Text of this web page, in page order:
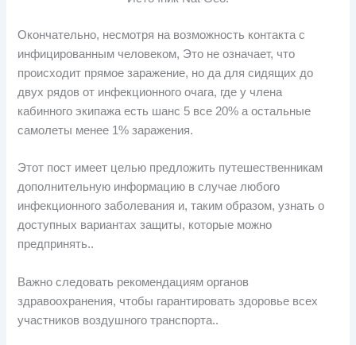
Окончательно, несмотря на возможность контакта с
инфицированным человеком, Это не означает, что
происходит прямое заражение, но да для сидящих до
двух рядов от инфекционного очага, где у члена
кабинного экипажа есть шанс 5 все 20% а остальные
самолеты менее 1% заражения.
Этот пост имеет целью предложить путешественникам
дополнительную информацию в случае любого
инфекционного заболевания и, таким образом, узнать о
доступных вариантах защиты, которые можно
предпринять..
Важно следовать рекомендациям органов
здравоохранения, чтобы гарантировать здоровье всех
участников воздушного транспорта..